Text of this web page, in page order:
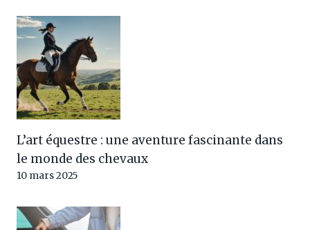
L’art équestre : une aventure fascinante dans
le monde des chevaux
10 mars 2025